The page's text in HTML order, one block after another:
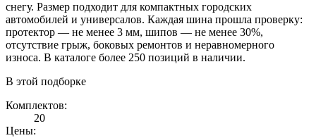
снегу. Размер подходит для компактных городских
автомобилей и универсалов. Каждая шина прошла проверку:
протектор — не менее 3 мм, шипов — не менее 30%,
отсутствие грыж, боковых ремонтов и неравномерного
износа. В каталоге более 250 позиций в наличии.
В этой подборке
Комплектов:
20
Цены: